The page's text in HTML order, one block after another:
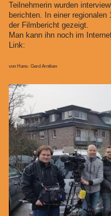
Teilnehmerin wurden
berichten. In einer regionalen
der Filmbericht gezeigt.
Man kann ihn noch im
Link:
von Hans- Gerd Arntken